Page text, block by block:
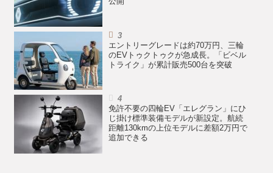
エントリーグレードは約70万円、三輪
のEVトゥクトゥクが急成長。「ビベル
トライク」が累計販売500台を突破
免許不要の四輪EV「エレグラン」にひ
じ掛け標準装備モデルが新設定。航続
距離130kmの上位モデルに差額2万円で
追加できる